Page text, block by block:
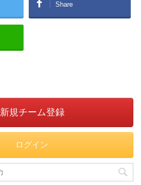
Share
新規チーム登録
ログイン